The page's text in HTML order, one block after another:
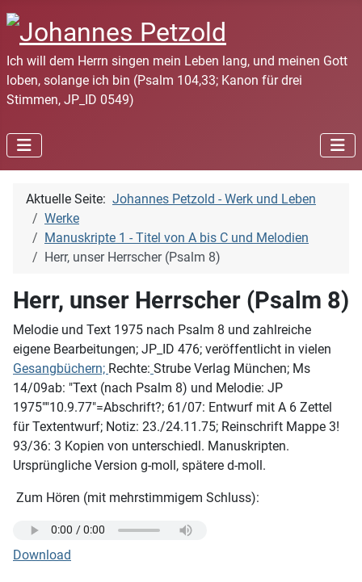
Ich will dem Herrn singen mein Leben lang, und meinen Gott
loben, solange ich bin (Psalm 104,33; Kanon für drei
Stimmen, JP_ID 0549)
Aktuelle Seite: Johannes Petzold - Werk und Leben
Werke
Manuskripte 1 - Titel von A bis C und Melodien
Herr, unser Herrscher (Psalm 8)
Herr, unser Herrscher (Psalm 8)
Melodie und Text 1975 nach Psalm 8 und zahlreiche
eigene Bearbeitungen; JP_ID 476; veröffentlicht in vielen
Gesangbüchern; Rechte: Strube Verlag München; Ms
14/09ab: "Text (nach Psalm 8) und Melodie: JP
1975""10.9.77"=Abschrift?; 61/07: Entwurf mit A 6 Zettel
für Textentwurf; Notiz: 23./24.11.75; Reinschrift Mappe 3!
93/36: 3 Kopien von unterschiedl. Manuskripten.
Ursprüngliche Version g-moll, spätere d-moll.
Zum Hören (mit mehrstimmigem Schluss):
Download